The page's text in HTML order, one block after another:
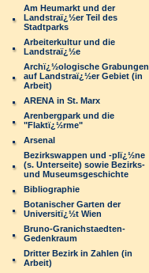
Am Heumarkt und der
Landstraï¿½er Teil des
Stadtparks
Arbeiterkultur und die
Landstraï¿½e
Archï¿½ologische Grabungen
auf Landstraï¿½er Gebiet (in
Arbeit)
ARENA in St. Marx
Arenbergpark und die
"Flaktï¿½rme"
Arsenal
Bezirkswappen und -plï¿½ne
(s. Unterseite) sowie Bezirks-
und Museumsgeschichte
Bibliographie
Botanischer Garten der
Universitï¿½t Wien
Bruno-Granichstaedten-
Gedenkraum
Dritter Bezirk in Zahlen (in
Arbeit)